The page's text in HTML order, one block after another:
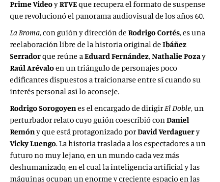
Prime VideoyRTVEque recupera el formato de suspense
que revolucionó el panorama audiovisual de los años 60.
La Broma, con guión y dirección de Rodrigo Cortés, es una
reelaboración libre de la historia original de Ibáñez
Serradorque reúne a Eduard Fernández,Nathalie Pozay
Raúl Arévaloen un triángulo de personajes poco
edificantes dispuestos a traicionarse entre sí cuando su
interés personal así lo aconseje.
Rodrigo Sorogoyen es el encargado de dirigir El Doble, un
perturbador relato cuyo guión coescribió con Daniel
Remón y que está protagonizado porDavid Verdaguery
Vicky Luengo. La historia traslada a los espectadores a un
futuro no muy lejano, en un mundo cada vez más
deshumanizado, en el cual la inteligencia artificial y las
máquinas ocupan un enorme y creciente espacio en las